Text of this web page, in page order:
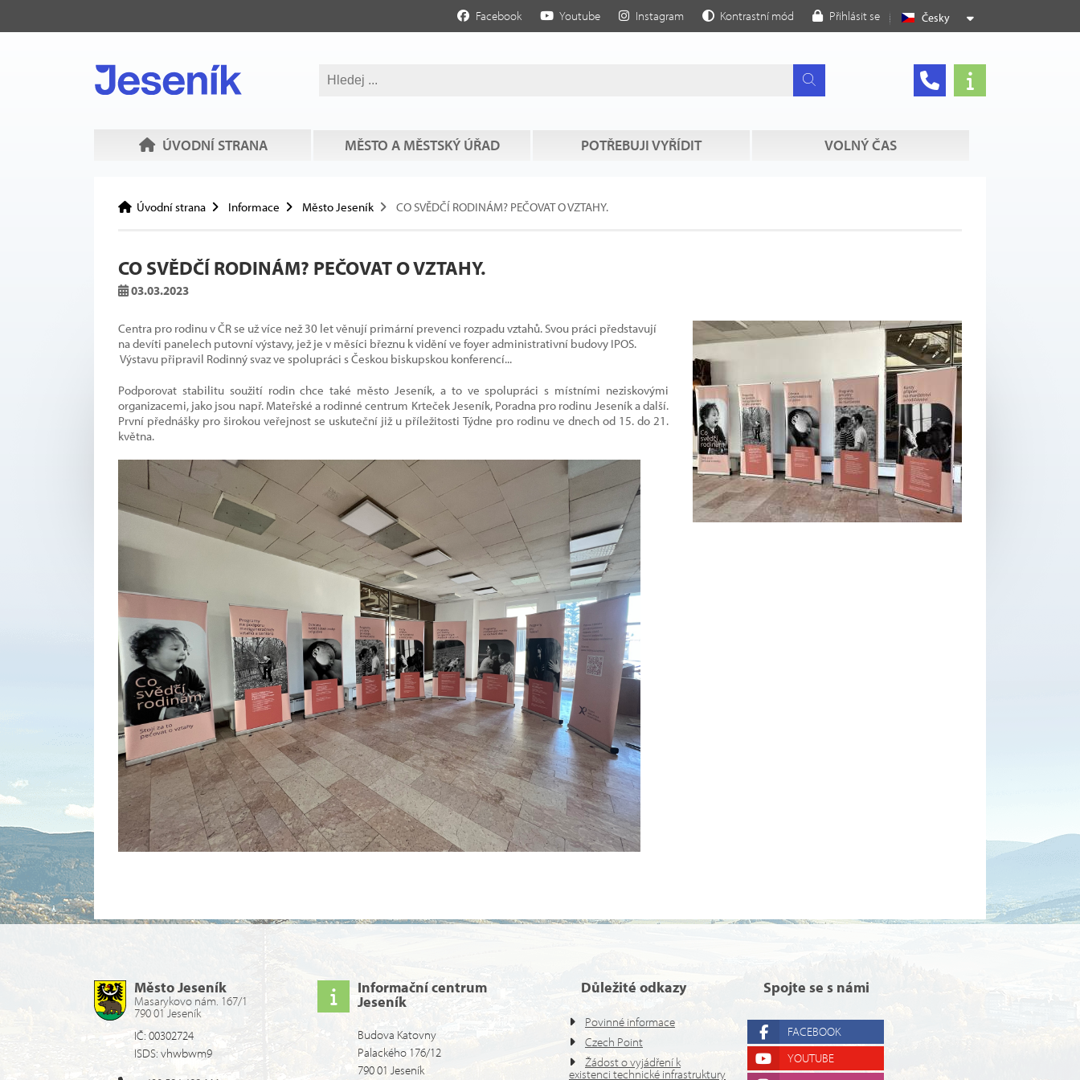
Česky
Facebook Youtube Instagram Kontrastní mód Přihlásit se
ÚVODNÍ STRANA MĚSTO A MĚSTSKÝ ÚŘAD POTŘEBUJI VYŘÍDIT VOLNÝ ČAS
Úvodní strana Informace Město Jeseník CO SVĚDČÍ RODINÁM? PEČOVAT O VZTAHY.
CO SVĚDČÍ RODINÁM? PEČOVAT O VZTAHY.
03.03.2023
Centra pro rodinu v ČR se už více než 30 let věnují primární prevenci rozpadu vztahů. Svou práci představují
na devíti panelech putovní výstavy, jež je v měsíci březnu k vidění ve foyer administrativní budovy IPOS.
Výstavu připravil Rodinný svaz ve spolupráci s Českou biskupskou konferencí...
Podporovat stabilitu soužití rodin chce také město Jeseník, a to ve spolupráci s místními neziskovými
organizacemi, jako jsou např. Mateřské a rodinné centrum Krteček Jeseník, Poradna pro rodinu Jeseník a další.
První přednášky pro širokou veřejnost se uskuteční již u příležitosti Týdne pro rodinu ve dnech od 15. do 21.
května.
Město Jeseník
Masarykovo nám. 167/1
790 01 Jeseník
IČ: 00302724
ISDS: vhwbwm9
Informační centrum
Jeseník
Budova Katovny
Palackého 176/12
790 01 Jeseník
Důležité odkazy
Povinné informace
Czech Point
Žádost o vyjádření k
existenci technické infrastruktury
Spojte se s námi
FACEBOOK
YOUTUBE